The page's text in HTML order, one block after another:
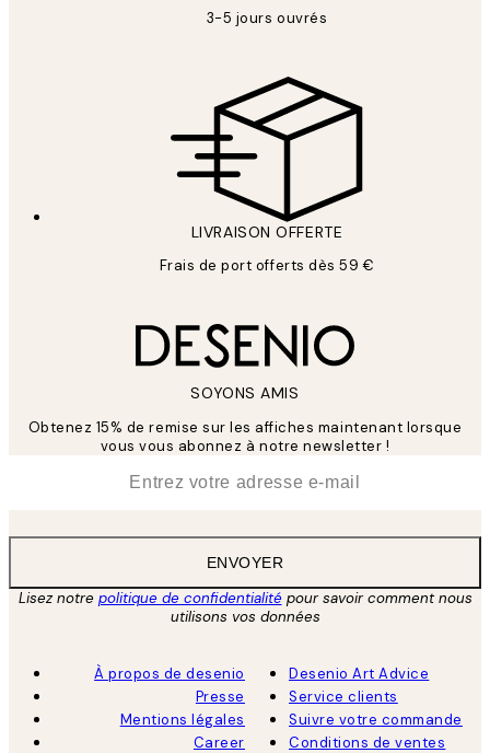
3-5 jours ouvrés
LIVRAISON OFFERTE
Frais de port offerts dès 59 €
SOYONS AMIS
Obtenez 15% de remise sur les affiches maintenant lorsque
vous vous abonnez à notre newsletter !
ENVOYER
Lisez notre politique de confidentialitépour savoir comment nous
utilisons vos données
À propos de desenio
Presse
Mentions légales
Career
Desenio Art Advice
Service clients
Suivre votre commande
Conditions de ventes